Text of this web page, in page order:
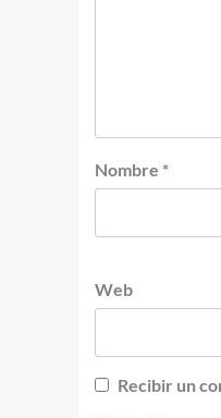
Nombre *
Web
Recibir un